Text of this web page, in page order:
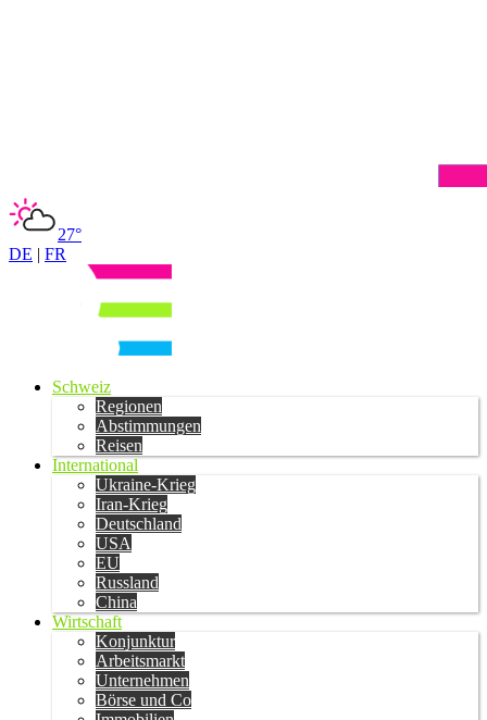
27°
DE | FR
Schweiz
Regionen
Abstimmungen
Reisen
International
Ukraine-Krieg
Iran-Krieg
Deutschland
USA
EU
Russland
China
Wirtschaft
Konjunktur
Arbeitsmarkt
Unternehmen
Börse und Co